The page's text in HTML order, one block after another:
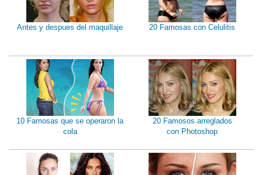
Antes y despues del maquillaje 20 Famosas con Celulitis
10 Famosas que se operaron la
cola
20 Famosos arreglados
con Photoshop